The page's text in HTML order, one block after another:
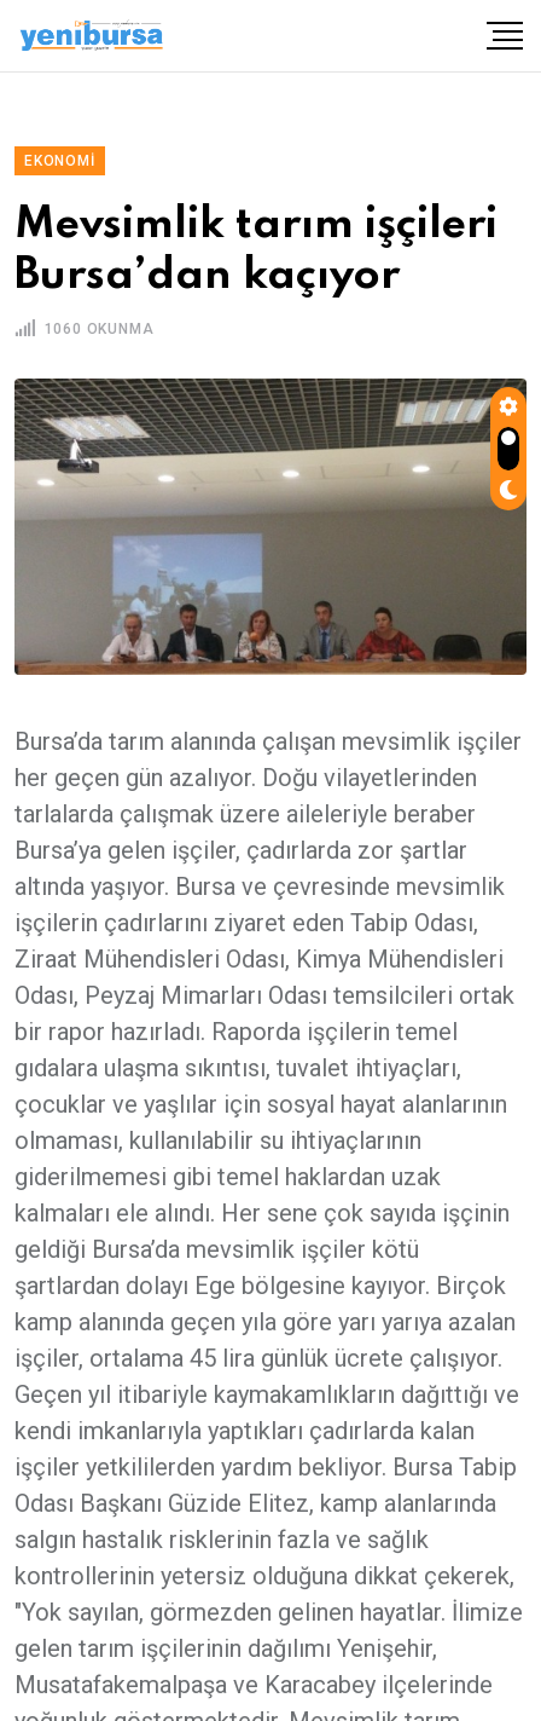
EKONOMI
Mevsimlik tarım işçileri
Bursa’dan kaçıyor
1060 OKUNMA
Bursa’da tarım alanında çalışan mevsimlik işçiler
her geçen gün azalıyor. Doğu vilayetlerinden
tarlalarda çalışmak üzere aileleriyle beraber
Bursa’ya gelen işçiler, çadırlarda zor şartlar
altında yaşıyor. Bursa ve çevresinde mevsimlik
işçilerin çadırlarını ziyaret eden Tabip Odası,
Ziraat Mühendisleri Odası, Kimya Mühendisleri
Odası, Peyzaj Mimarları Odası temsilcileri ortak
bir rapor hazırladı. Raporda işçilerin temel
gıdalara ulaşma sıkıntısı, tuvalet ihtiyaçları,
çocuklar ve yaşlılar için sosyal hayat alanlarının
olmaması, kullanılabilir su ihtiyaçlarının
giderilmemesi gibi temel haklardan uzak
kalmaları ele alındı. Her sene çok sayıda işçinin
geldiği Bursa’da mevsimlik işçiler kötü
şartlardan dolayı Ege bölgesine kayıyor. Birçok
kamp alanında geçen yıla göre yarı yarıya azalan
işçiler, ortalama 45 lira günlük ücrete çalışıyor.
Geçen yıl itibariyle kaymakamlıkların dağıttığı ve
kendi imkanlarıyla yaptıkları çadırlarda kalan
işçiler yetkililerden yardım bekliyor. Bursa Tabip
Odası Başkanı Güzide Elitez, kamp alanlarında
salgın hastalık risklerinin fazla ve sağlık
kontrollerinin yetersiz olduğuna dikkat çekerek,
"Yok sayılan, görmezden gelinen hayatlar. İlimize
gelen tarım işçilerinin dağılımı Yenişehir,
Musatafakemalpaşa ve Karacabey ilçelerinde